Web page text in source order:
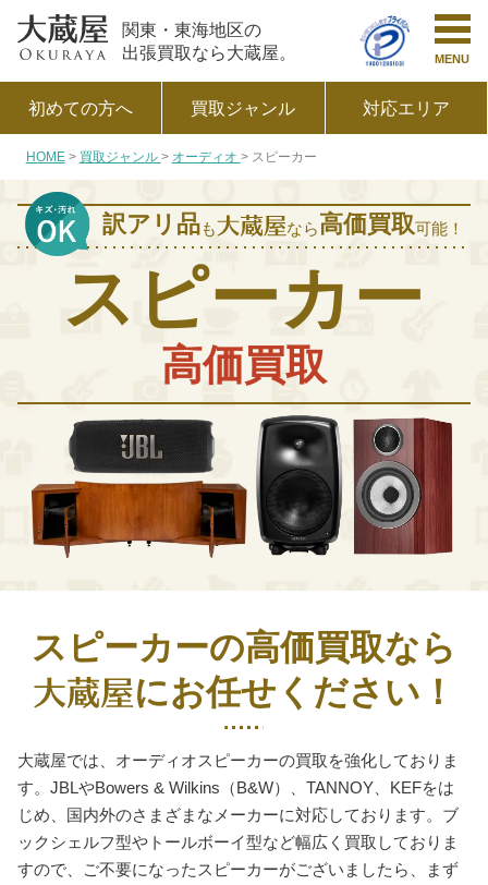
関東・東海地区の
出張買取なら大蔵屋。
MENU
初めての方へ 買取ジャンル 対応エリア
HOME 買取ジャンル オーディオ スピーカー
訳アリ品も なら高価買取可能！
スピーカー
高価買取
スピーカーの高価買取なら
にお任せください！
大蔵屋では、オーディオスピーカーの買取を強化しておりま
す。JBLやBowers & Wilkins（B&W）、TANNOY、KEFをは
じめ、国内外のさまざまなメーカーに対応しております。ブ
ックシェルフ型やトールボーイ型など幅広く買取しておりま
すので、ご不要になったスピーカーがございましたら、まず